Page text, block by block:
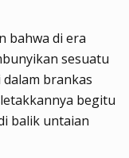
bahwa di era
sesuatu
brankas
begitu
balik untaian